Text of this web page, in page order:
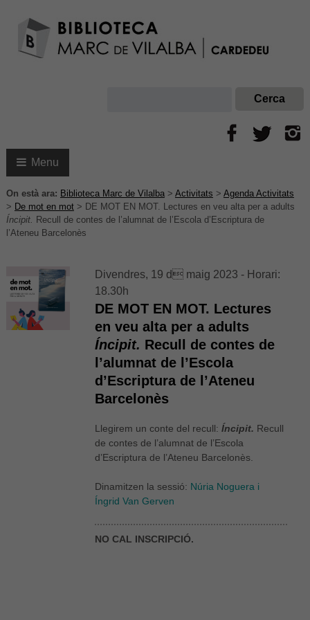
Menu
On està ara: Biblioteca Marc de Vilalba> Activitats > Agenda Activitats
> De mot en mot> DE MOT EN MOT. Lectures en veu alta per a adults
Íncipit. Recull de contes de l’alumnat de l’Escola d’Escriptura de
l’Ateneu Barcelonès
Divendres, 19 d maig 2023 - Horari:
18.30h
DE MOT EN MOT. Lectures
en veu alta per a adults
Íncipit. Recull de contes de
l’alumnat de l’Escola
d’Escriptura de l’Ateneu
Barcelonès
Llegirem un conte del recull:Íncipit. Recull
de contes de l’alumnat de l’Escola
d’Escriptura de l’Ateneu Barcelonès.
Dinamitzen la sessió: Núria Noguera i
Íngrid Van Gerven
NO CAL INSCRIPCIÓ.